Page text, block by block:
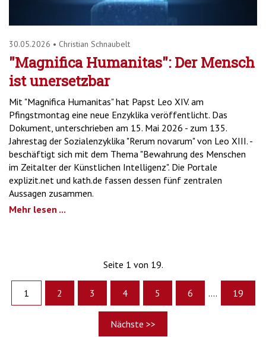
30.05.2026 • Christian Schnaubelt
"Magnifica Humanitas": Der Mensch
ist unersetzbar
Mit "Magnifica Humanitas" hat Papst Leo XIV. am
Pfingstmontag eine neue Enzyklika veröffentlicht. Das
Dokument, unterschrieben am 15. Mai 2026 - zum 135.
Jahrestag der Sozialenzyklika "Rerum novarum" von Leo XIII. -
beschäftigt sich mit dem Thema "Bewahrung des Menschen
im Zeitalter der Künstlichen Intelligenz". Die Portale
explizit.net und kath.de fassen dessen fünf zentralen
Aussagen zusammen.
Mehr lesen ...
Seite 1 von 19.
1 2 3 4 5 6 .... 19
Nächste >>